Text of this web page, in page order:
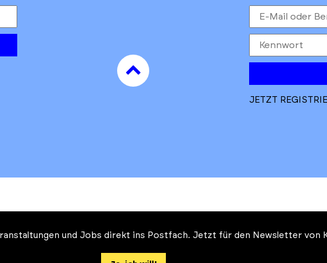
to
top
JETZT
und Jobs direkt ins Postfach. Jetzt für den Newsletter von